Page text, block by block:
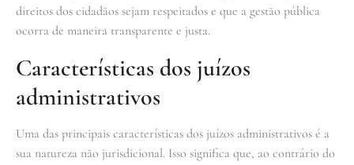
direitos dos cidadãos sejam respeitados e que a gestão pública
ocorra de maneira transparente e justa.
Características dos juízos
administrativos
Uma das principais características dos juízos administrativos é a
sua natureza não jurisdicional. Isso significa que, ao contrário do